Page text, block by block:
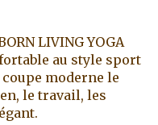
LIVING YOGA
au style sport
moderne le
le travail, les